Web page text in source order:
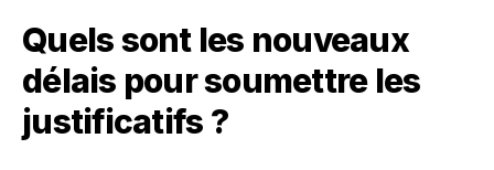
Quels sont les nouveaux
délais pour soumettre les
justificatifs ?